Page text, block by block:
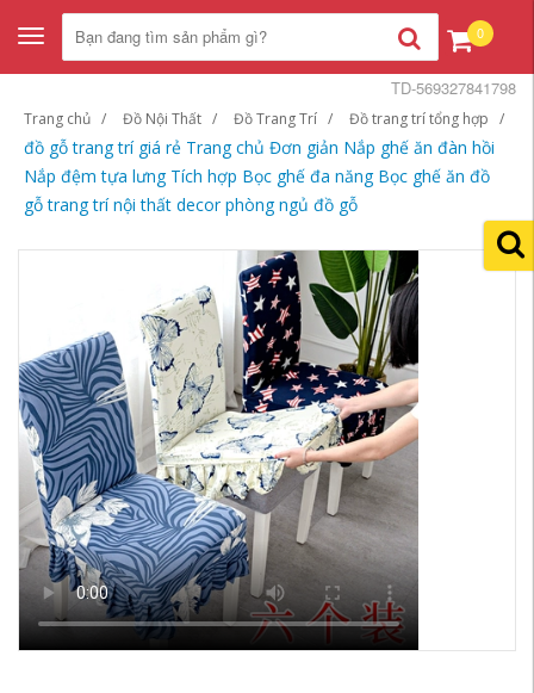
Toggle
navigation
0
Trang chủ Đồ Nội Thất Đồ Trang Trí Đồ trang trí tổng hợp
đồ gỗ trang trí giá rẻ Trang chủ Đơn giản Nắp ghế ăn đàn hồi
Nắp đệm tựa lưng Tích hợp Bọc ghế đa năng Bọc ghế ăn đồ
gỗ trang trí nội thất decor phòng ngủ đồ gỗ
TD-569327841798